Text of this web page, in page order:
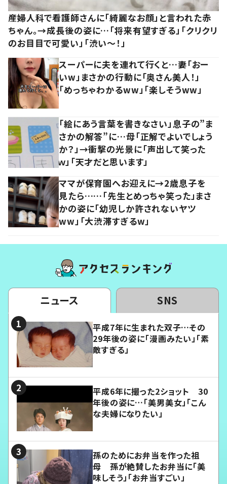
産婦人科で看護師さんに「綺麗なお顔」と言われた赤
ちゃん。→成長後の姿に…「将来有望すぎる」「クリクリ
のお目目で可愛い」「渋い～！」
スーパーに夫を連れて行くと…妻「おー
いw」まさかの行動に「奥さん美人！」
「めっちゃわかるww」「楽しそうww」
「絵にあう言葉を書きなさい」息子の”ま
さかの解答”に…母「正解でよいでしょう
か？」→衝撃の光景に「声出して笑った
ｗ」「天才だと思います」
ママが保育園へお迎えに→2歳息子を
見たら……「先生とめっちゃ笑った」まさ
かの姿に「幼児しか許されないヤツ
ww」「大渋滞すぎるw」
ニュース SNS
平成7年に生まれた双子…その
29年後の姿に「漫画みたい」「素
敵すぎる」
平成6年に撮った2ショット 30
年後の姿に…「美男美女」「こん
な夫婦になりたい」
孫のためにお弁当を作った祖
母 孫が絶賛したお弁当に「美
味しそう」「お弁当すごい」